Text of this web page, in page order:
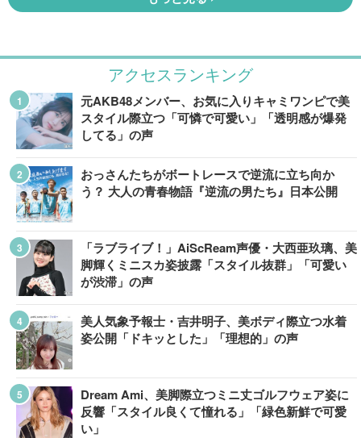
アクセスランキング
元AKB48メンバー、お気に入りキャミワンピで美
スタイル際立つ「可憐で可愛い」「透明感が爆発
してる」の声
おっさんたちがボートレースで逆流に立ち向か
う？ 大人の青春物語『逆流の男たち』日本公開
「ラブライブ！」AiScReam声優・大西亜玖璃、美
脚輝くミニスカ姿披露「スタイル抜群」「可愛い
が渋滞」の声
美人気象予報士・吉井明子、美ボディ際立つ水着
姿公開「ドキッとした」「理想的」の声
Dream Ami、美脚際立つミニ丈ゴルフウェア姿に
反響「スタイル良くて憧れる」「緑色新鮮で可愛
い」